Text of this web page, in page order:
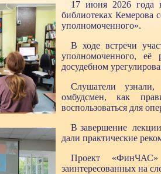
17 июня 2026 года
библиотеках Кемерова
уполномоченного».
В ходе встречи
уполномоченного,
досудебном
Слушатели узнали,
омбудсмен, как
воспользоваться для
В завершение
дали практические
Проект
заинтересованных на